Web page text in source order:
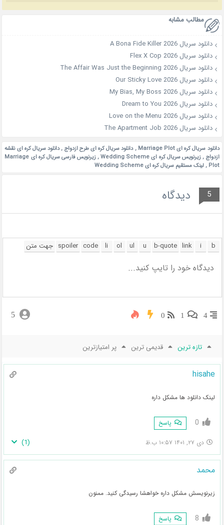
مطالب مشابه
دانلود سریال A Bona Fide Killer 2026
دانلود سریال Flex X Cop 2026
دانلود سریال The Affair Was Just the Beginning 2026
دانلود سریال Our Sticky Love 2026
دانلود سریال My Bias, My Boss 2026
دانلود سریال Dream to You 2026
دانلود سریال Love on the Menu 2026
دانلود سریال The Apartment Job 2026
دانلود سریال کره ای Marriage Plot ,دانلود سریال کره ای طرح ازدواج ,دانلود سریال کره ای نقشه
ازدواج ,زیرنویس سریال کره ای Wedding Scheme ,
زیرنویس فارسی سریال کره ای Marriage
Plot
,لینک مستقیم سریال کره ای Wedding Scheme
5 دیدگاه
4
1
0
5
تازه ترین قدیمی ترین پر امتیازترین
hisahe
لینک دانلود ها مشکل داره
0 پاسخ
دی ۲۷, ۱۴۰۱ ۱۰:۵۷ ب.ظ (
1
)
محمد
زیرنویسش مشکل داره خواهشا رسیدگی کنید. ممنون
8 پاسخ